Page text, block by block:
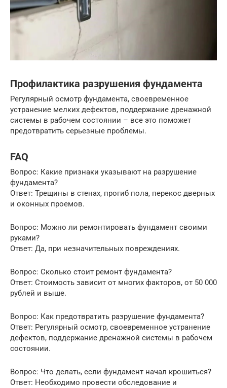
Профилактика разрушения фундамента
Регулярный осмотр фундамента, своевременное
устранение мелких дефектов, поддержание дренажной
системы в рабочем состоянии – все это поможет
предотвратить серьезные проблемы.
FAQ
Вопрос: Какие признаки указывают на разрушение
фундамента?
Ответ: Трещины в стенах, прогиб пола, перекос дверных
и оконных проемов.
Вопрос: Можно ли ремонтировать фундамент своими
руками?
Ответ: Да, при незначительных повреждениях.
Вопрос: Сколько стоит ремонт фундамента?
Ответ: Стоимость зависит от многих факторов, от 50 000
рублей и выше.
Вопрос: Как предотвратить разрушение фундамента?
Ответ: Регулярный осмотр, своевременное устранение
дефектов, поддержание дренажной системы в рабочем
состоянии.
Вопрос: Что делать, если фундамент начал крошиться?
Ответ: Необходимо провести обследование и